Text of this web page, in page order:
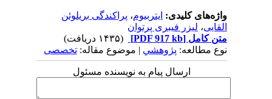
واژه‌های کلیدی:ایتربیوم،پراکندگی بریلوئن
القایی،لیزر فیبری پرتوان
متن کامل[PDF 917 kb]
نوع مطالعه:پژوهشي| موضوع مقاله:تخصصی
ارسال پیام به نویسنده مسئول